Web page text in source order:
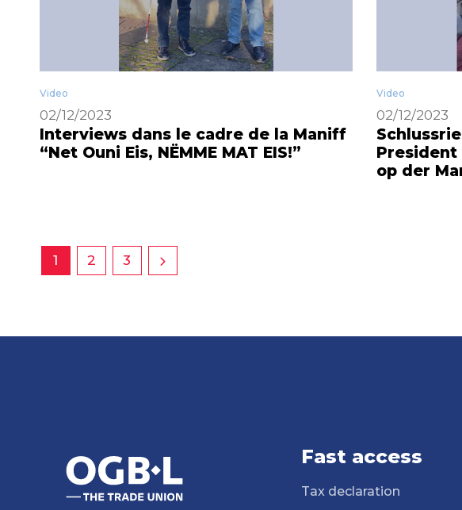
Video
02/12/2023
Interviews dans le cadre de la Maniff
“Net Ouni Eis, NËMME MAT EIS!”
Video
02/12/2023
President
op der
1 2 3
Fast access
Tax declaration